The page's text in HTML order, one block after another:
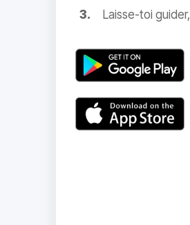
Laisse-toi guider,